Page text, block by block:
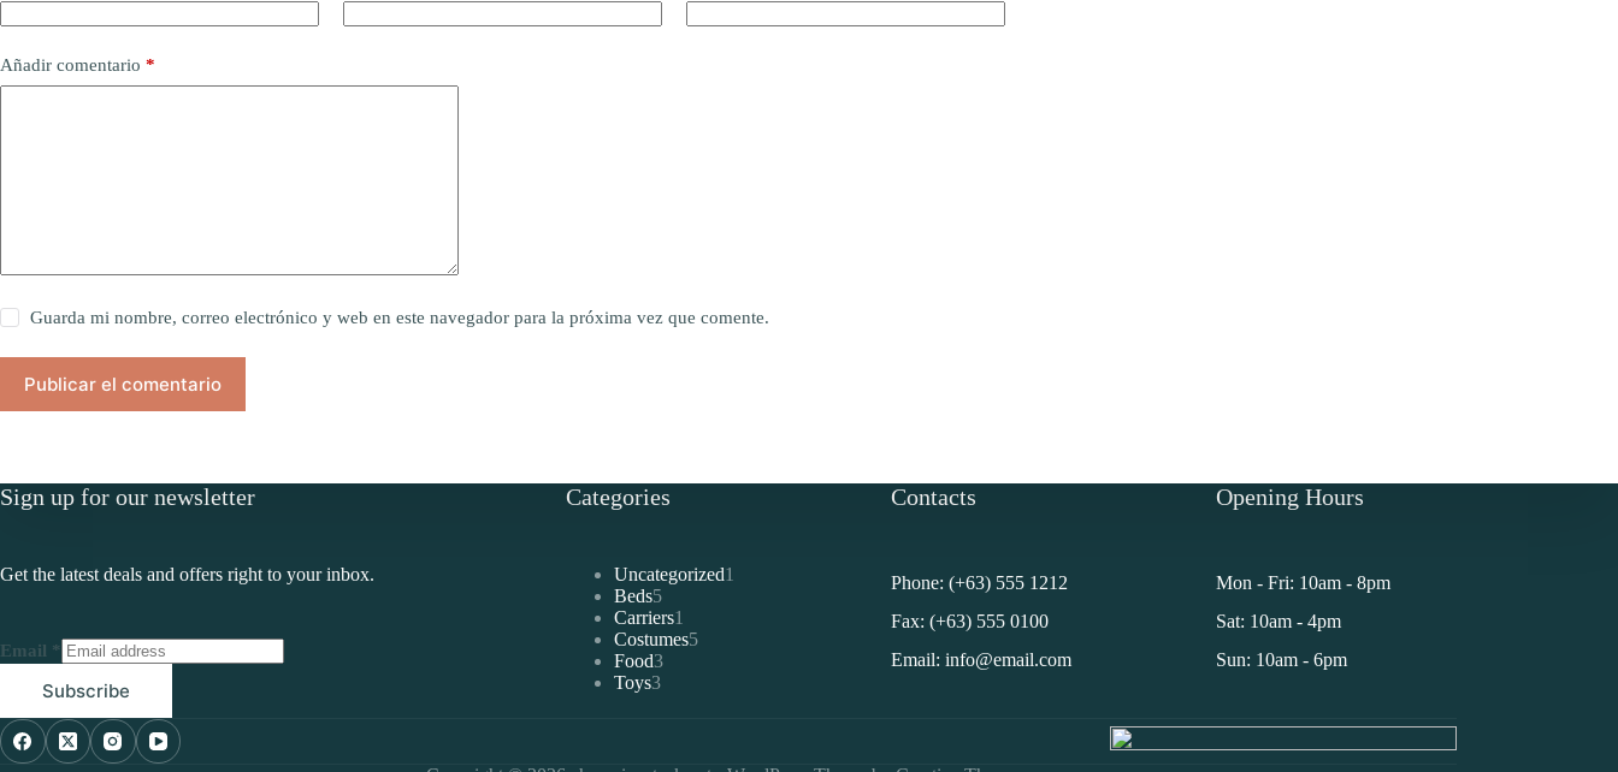
Añadir comentario *
Guarda mi nombre, correo electrónico y web en este navegador para la próxima vez que comente.
Publicar el comentario
Sign up for our newsletter
Get the latest deals and offers right to your inbox.
Email *
Subscribe
Categories
Uncategorized1
Beds55
productos
Carriers1
producto
Costumes55
Food33
Toys33
Contacts
Phone: (+63) 555 1212
Fax: (+63) 555 0100
Email: info@email.com
Opening Hours
Mon - Fri: 10am - 8pm
Sat: 10am - 4pm
Sun: 10am - 6pm